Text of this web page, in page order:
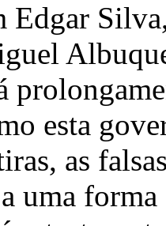
Edgar
esta
as
uma